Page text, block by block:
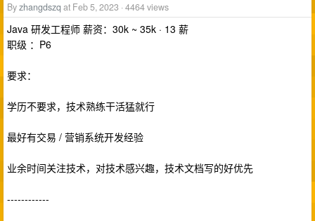
Byzhangdszq at Feb 5, 2023 · 4464 views
Java 研发工程师 薪资：30k ~ 35k · 13 薪
职级 ：P6
要求：
学历不要求，技术熟练干活猛就行
最好有交易 / 营销系统开发经验
业余时间关注技术，对技术感兴趣，技术文档写的好优先
------------